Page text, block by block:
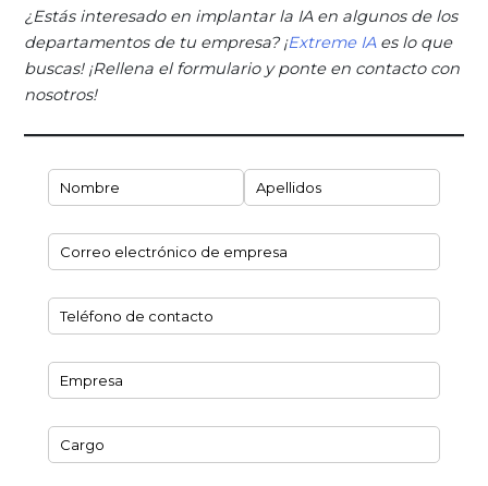
¿Estás interesado en implantar la IA en algunos de los
departamentos de tu empresa? ¡Extreme IAes lo que
buscas! ¡Rellena el formulario y ponte en contacto con
nosotros!
Nombre y Apellidos (necesario)
Correo electrónico de empresa
Teléfono de contacto
Empresa
Cargo